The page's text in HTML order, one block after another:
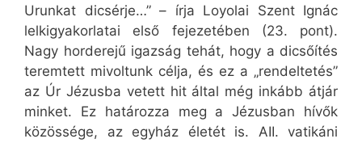
Urunkat dicsérje…” – írja Loyolai Szent Ignác
lelkigyakorlatai első fejezetében (23. pont).
Nagy horderejű igazság tehát, hogy a dicsőítés
teremtett mivoltunk célja, és ez a „rendeltetés”
az Úr Jézusba vetett hit által még inkább átjár
minket. Ez határozza meg a Jézusban hívők
közössége, az egyház életét is. AII. vatikáni